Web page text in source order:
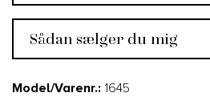
Sådan sælger du mig
Model/Varenr.: 1645